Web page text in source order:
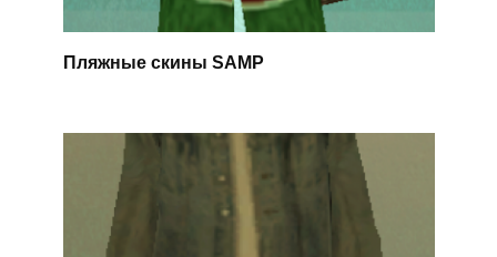
Пляжные скины SAMP